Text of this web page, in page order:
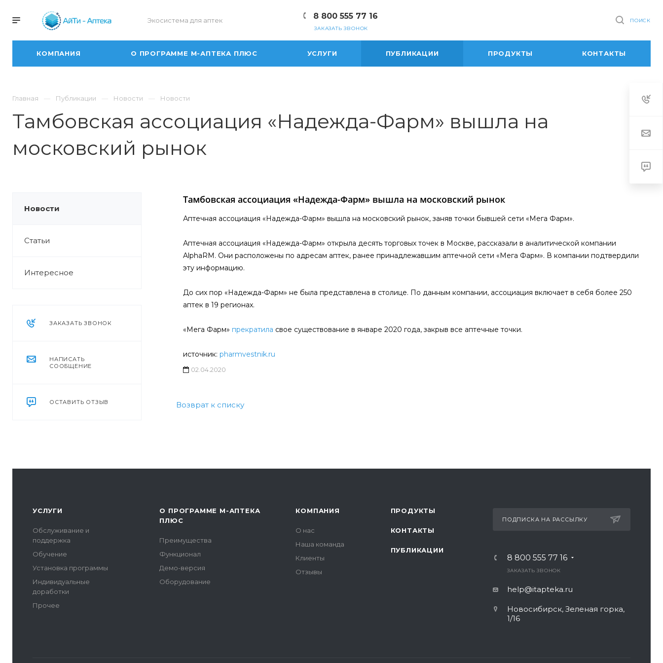
Экосистема для аптек 8 800 555 77 16
ЗАКАЗАТЬ ЗВОНОК
ПОИСК
КОМПАНИЯ О ПРОГРАММЕ М-АПТЕКА ПЛЮС УСЛУГИ ПУБЛИКАЦИИ ПРОДУКТЫ КОНТАКТЫ
Главная Публикации Новости Новости
Тамбовская ассоциация «Надежда-Фарм» вышла на
московский рынок
Новости
Статьи
Интересное
ЗАКАЗАТЬ ЗВОНОК
НАПИСАТЬ
СООБЩЕНИЕ
ОСТАВИТЬ ОТЗЫВ
Тамбовская ассоциация «Надежда-Фарм» вышла на московский рынок
Аптечная ассоциация «Надежда-Фарм» вышла на московский рынок, заняв точки бывшей сети «Мега Фарм».
Аптечная ассоциация «Надежда-Фарм» открыла десять торговых точек в Москве, рассказали в аналитической компании
AlphaRM. Они расположены по адресам аптек, ранее принадлежавшим аптечной сети «Мега Фарм». В компании подтвердили
эту информацию.
До сих пор «Надежда-Фарм» не была представлена в столице. По данным компании, ассоциация включает в себя более 250
аптек в 19 регионах.
«Мега Фарм» прекратила свое существование в январе 2020 года, закрыв все аптечные точки.
источник: pharmvestnik.ru
02.04.2020
Возврат к списку
УСЛУГИ
Обслуживание и
поддержка
Обучение
Установка программы
Индивидуальные
доработки
Прочее
О ПРОГРАММЕ М-АПТЕКА
ПЛЮС
Преимущества
Функционал
Демо-версия
Оборудование
КОМПАНИЯ
О нас
Наша команда
Клиенты
Отзывы
ПРОДУКТЫ
КОНТАКТЫ
ПУБЛИКАЦИИ
ПОДПИСКА НА РАССЫЛКУ
8 800 555 77 16
ЗАКАЗАТЬ ЗВОНОК
help@itapteka.ru
Новосибирск, Зеленая горка,
1/16